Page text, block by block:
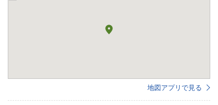
地図アプリで見る